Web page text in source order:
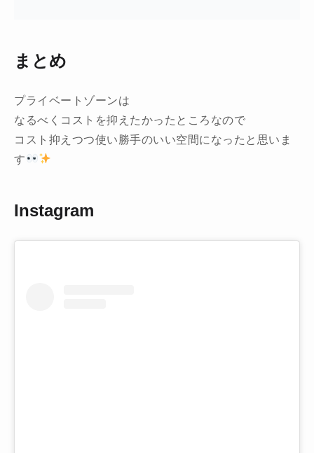
まとめ
プライベートゾーンは
なるべくコストを抑えたかったところなので
コスト抑えつつ使い勝手のいい空間になったと思いま
す
Instagram